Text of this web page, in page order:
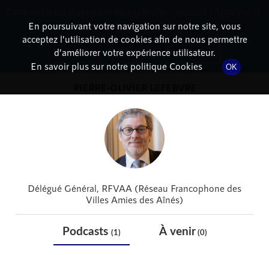
DÉTAIL DE L'INVITÉ(E)
Délégué Général, RFVAA (Réseau Francophone des
Villes Amies des Aînés)
Podcasts (1) À venir(0)
En poursuivant votre navigation sur notre site, vous
acceptez l’utilisation de cookies afin de nous permettre
d’améliorer votre expérience utilisateur.
En savoir plus sur notre politique Cookies
OK
dessous pour l'installer.
Non merci Télécharger l'application